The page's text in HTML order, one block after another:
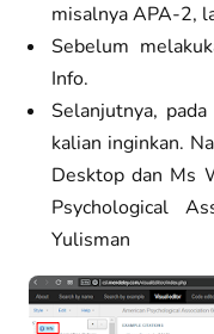
misalnya APA-2,
Sebelum
Info.
Selanjutnya, pada
kalian inginkan.
Desktop dan Ms
Psychological
Yulisman